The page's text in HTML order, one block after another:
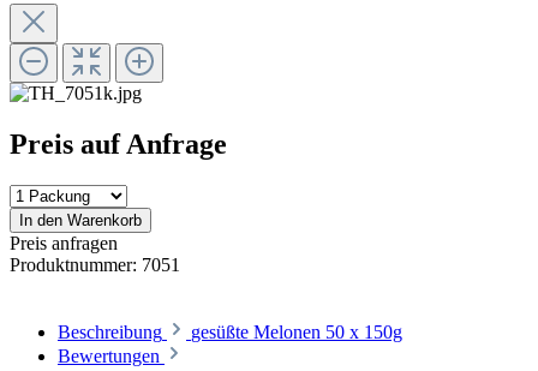
Preis auf Anfrage
In den Warenkorb
Preis anfragen
Produktnummer: 7051
Beschreibung
gesüßte Melonen 50 x 150g
Bewertungen